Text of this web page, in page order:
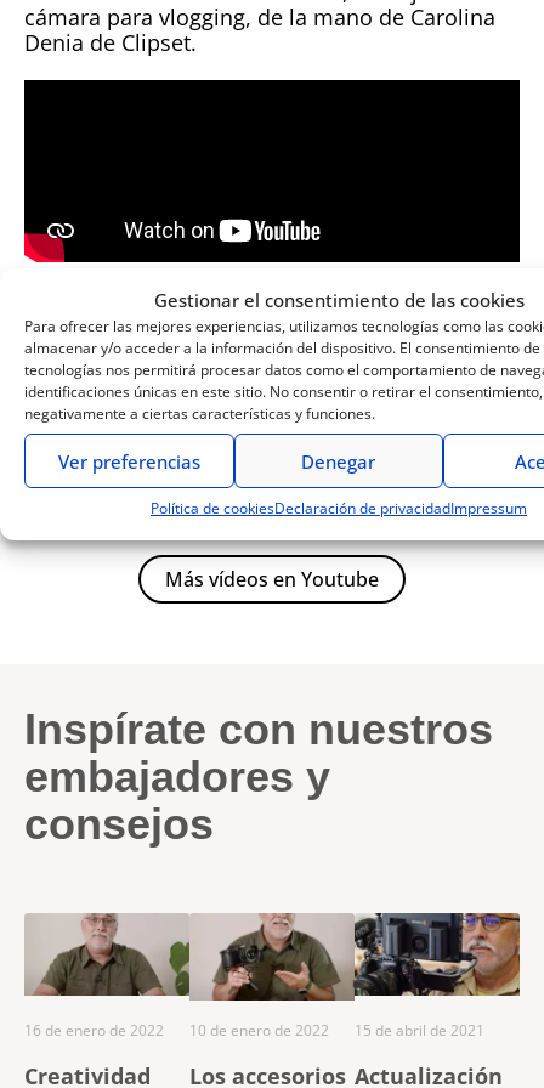
Gestionar el consentimiento de las cookies
Para ofrecer las mejores experiencias, utilizamos tecnologías como las
almacenar y/o acceder a la información del dispositivo. El consentimiento de
tecnologías nos permitirá procesar datos como el comportamiento de
identificaciones únicas en este sitio. No consentir o retirar el
negativamente a ciertas características y funciones.
Denegar
Ver preferencias
Política de cookiesDeclaración de privacidadImpressum
cámara para vlogging, de la mano de Carolina
Denia de Clipset.
Lumix G100: la cámara para tu
vlog
Te presentamos la nueva LUMIX G100, la mejor
cámara mirrorless para Vloggers y creadores de
vídeo. Imagen y audio de alta calidad de alta
calidad se unen a un funcionamiento sencillo
en un cuerpo práctico y compacto.
Más vídeos en Youtube
Inspírate con nuestros
embajadores y
consejos
Creatividad
16 de enero de 2022
Los accesorios
10 de enero de 2022
Actualización
15 de abril de 2021